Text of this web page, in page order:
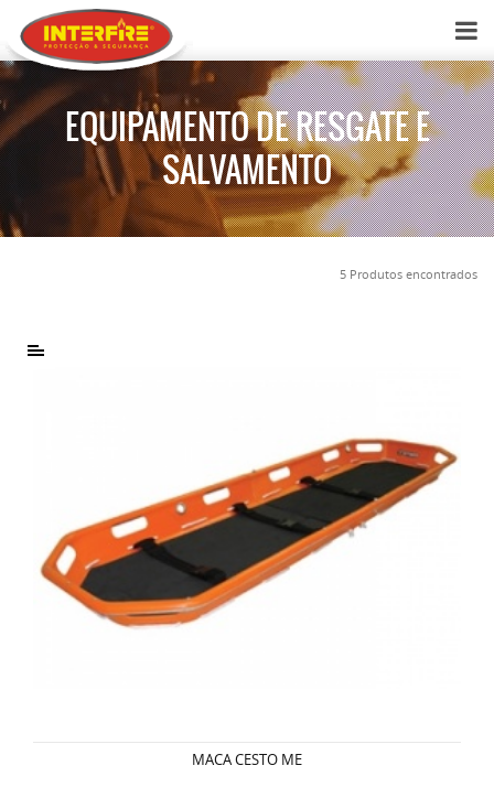
EQUIPAMENTO DE RESGATE E
SALVAMENTO
5 Produtos encontrados
MACA CESTO ME